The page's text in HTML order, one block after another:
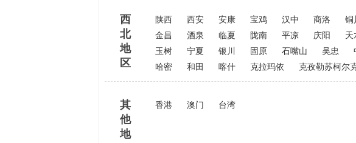
西
北
地
区
陕西 西安 安康 宝鸡 汉中 商洛 铜
金昌
酒泉 临夏 陇南 平凉 庆阳 天
玉树
宁夏 银川 固原 石嘴山 吴忠
哈密
和田 喀什 克拉玛依 克孜勒苏柯尔
其
他
地
香港 澳门 台湾